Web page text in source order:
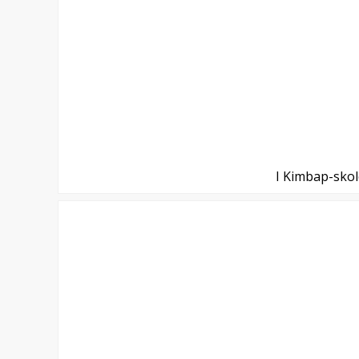
I Kimbap-